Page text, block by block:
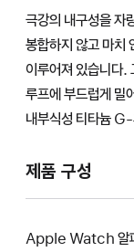
극강의 내구성을 자
봉합하지 않고 마치
이루어져 있습니다.
루프에 부드럽게 밀
내부식성 티타늄
제품 구성
Apple Watch 알